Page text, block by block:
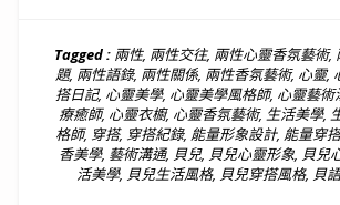
Tagged : 兩性, 兩性交往, 兩性心靈香氛藝術,
題, 兩性語錄, 兩性關係, 兩性香氛藝術, 心靈,
搭日記, 心靈美學, 心靈美學風格師, 心靈藝術
療癒師, 心靈衣櫥, 心靈香氛藝術, 生活美學,
格師, 穿搭, 穿搭紀錄, 能量形象設計, 能量穿搭
香美學, 藝術溝通, 貝兒, 貝兒心靈形象, 貝兒
活美學, 貝兒生活風格, 貝兒穿搭風格, 貝